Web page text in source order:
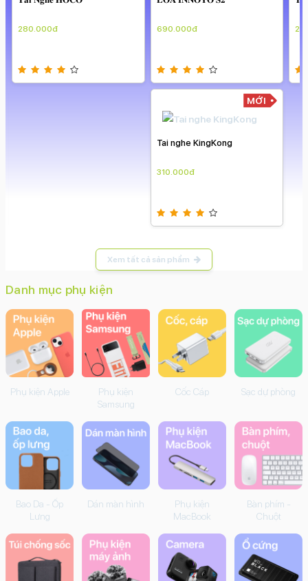
310.000đ
Xem tất cả sản phẩm
Danh mục phụ kiện